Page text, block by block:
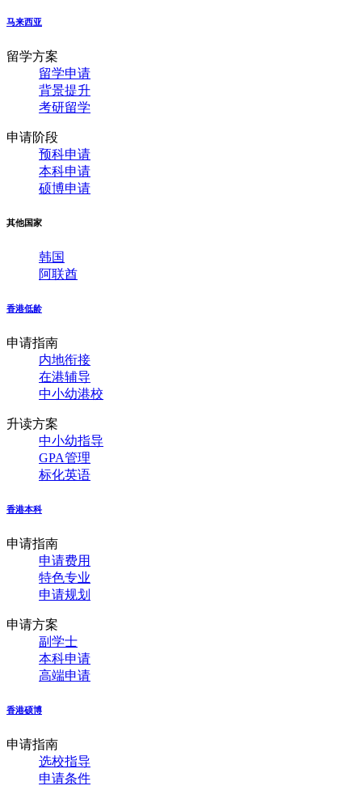
马来西亚
留学方案
留学申请
背景提升
考研留学
申请阶段
预科申请
本科申请
硕博申请
其他国家
韩国
阿联酋
香港低龄
申请指南
内地衔接
在港辅导
中小幼港校
升读方案
中小幼指导
GPA管理
标化英语
香港本科
申请指南
申请费用
特色专业
申请规划
申请方案
副学士
本科申请
高端申请
香港硕博
申请指南
选校指导
申请条件